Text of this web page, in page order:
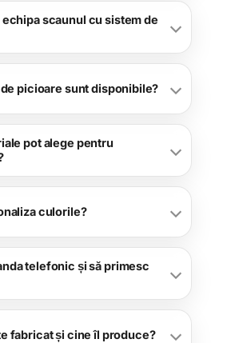
echipa scaunul cu sistem de
picioare sunt disponibile?
pot alege pentru
culorile?
telefonic și să primesc
fabricat și cine îl produce?